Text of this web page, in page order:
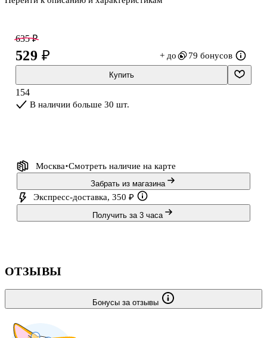
себя. Пособие подготовлено в соответствии с требованиями
Федерального государственного образовательного стандарта
начального общего образования. В тетради представлены тесты
для 3 класса, предназначенные для поурочного контроля и с
635 ₽
529 ₽ + до 79 бонусов
Купить
154
В наличии больше 30 шт.
Москва Смотреть наличие на карте
Забрать из магазина
Экспресс-доставка, 350 ₽
Получить за 3 часа
ОТЗЫВЫ
Бонусы за отзывы